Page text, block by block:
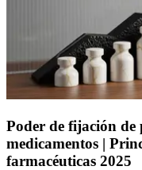
Poder de fijación de
medicamentos |
farmacéuticas 2025